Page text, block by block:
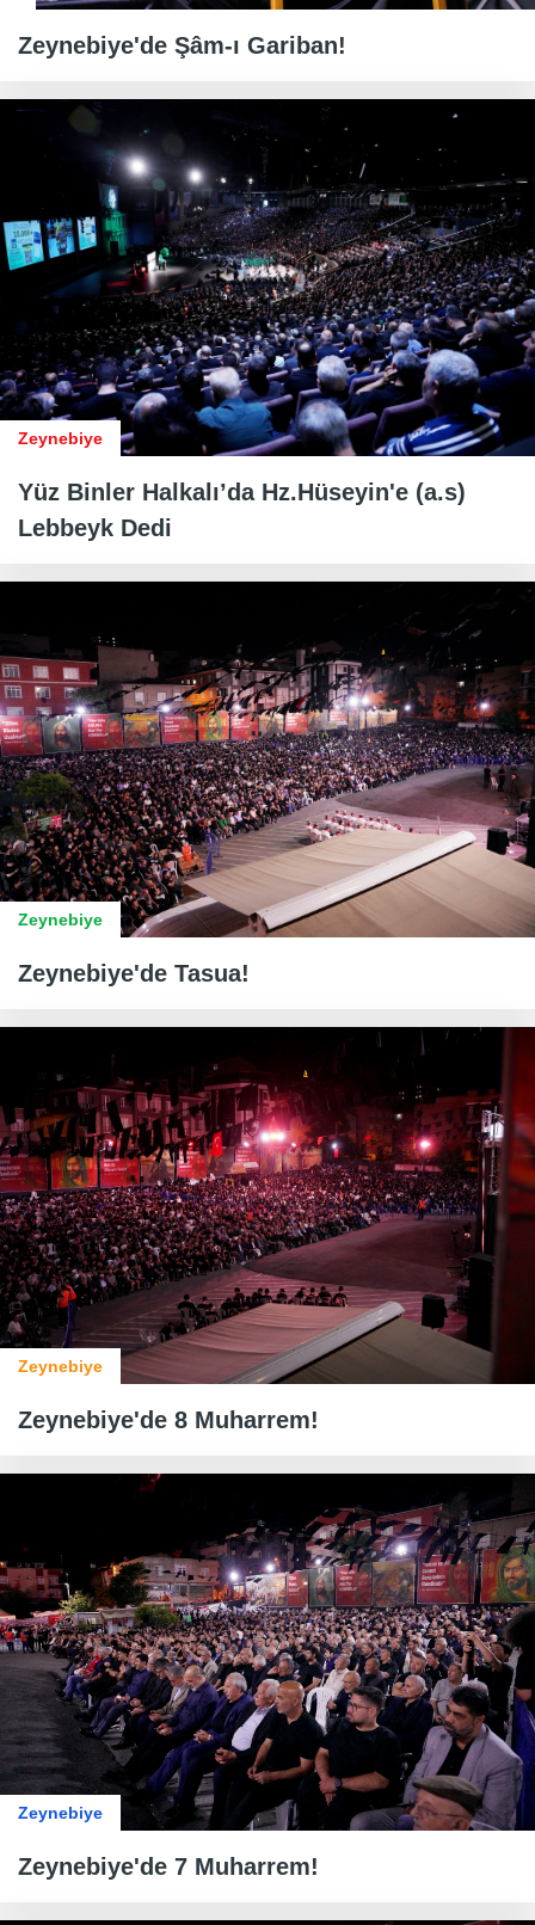
Zeynebiye'de Şâm-ı Gariban!
Zeynebiye
Yüz Binler Halkalı’da Hz.Hüseyin'e (a.s)
Lebbeyk Dedi
Zeynebiye
Zeynebiye'de Tasua!
Zeynebiye
Zeynebiye'de 8 Muharrem!
Zeynebiye
Zeynebiye'de 7 Muharrem!